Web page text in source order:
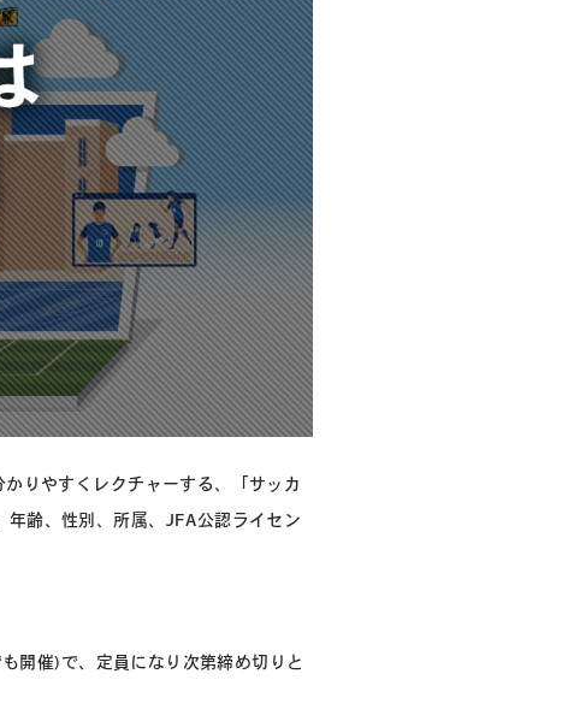
りやすくレクチャーする、「サッカ
齢、性別、所属、JFA公認ライセン
開催)で、定員になり次第締め切りと